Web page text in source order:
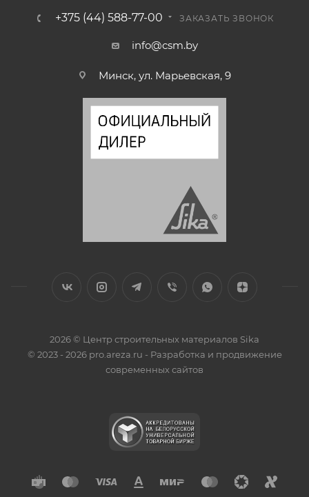
+375 (44) 588-77-00 ЗАКАЗАТЬ ЗВОНОК
info@csm.by
Минск, ул. Марьевская, 9
2026 © Центр строительных материалов Sika
© 2023 - 2026 pro.areza.ru - Разработка и продвижение
современных сайтов